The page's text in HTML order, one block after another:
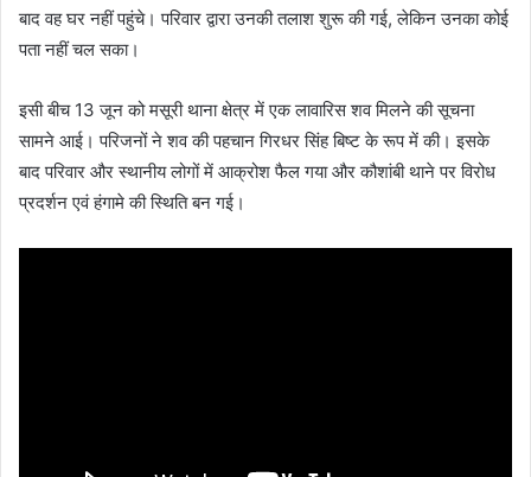
बाद वह घर नहीं पहुंचे। परिवार द्वारा उनकी तलाश शुरू की गई, लेकिन उनका कोई
पता नहीं चल सका।
इसी बीच 13 जून को मसूरी थाना क्षेत्र में एक लावारिस शव मिलने की सूचना
सामने आई। परिजनों ने शव की पहचान गिरधर सिंह बिष्ट के रूप में की। इसके
बाद परिवार और स्थानीय लोगों में आक्रोश फैल गया और कौशांबी थाने पर विरोध
प्रदर्शन एवं हंगामे की स्थिति बन गई।